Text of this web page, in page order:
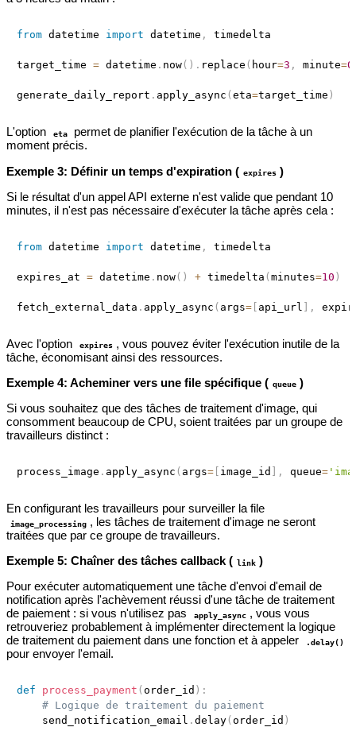
from datetime import datetime , timedelta
target_time = datetime . now( ) . replace ( hour=3 , minute=0
generate_daily_report . apply_async ( eta=target_time )
L'option eta
permet de planifier l'exécution de la tâche à un
moment précis.
Exemple 3: Définir un temps d'expiration ( expires )
Si le résultat d'un appel API externe n'est valide que pendant 10
minutes, il n'est pas nécessaire d'exécuter la tâche après cela :
from datetime import datetime , timedelta
expires_at = datetime . now( ) + timedelta ( minutes=10 )
fetch_external_data . apply_async ( args=[ api_url ,
Avec l'option expires , vous pouvez éviter l'exécution inutile de la
tâche, économisant ainsi des ressources.
Exemple 4: Acheminer vers une file spécifique ( queue )
Si vous souhaitez que des tâches de traitement d'image, qui
consomment beaucoup de CPU, soient traitées par un groupe de
travailleurs distinct :
process_image . apply_async ( args=[ image_id , queue=
En configurant les travailleurs pour surveiller la file
image_processing , les tâches de traitement d'image ne seront
traitées que par ce groupe de travailleurs.
Exemple 5: Chaîner des tâches callback ( link )
Pour exécuter automatiquement une tâche d'envoi d'email de
notification après l'achèvement réussi d'une tâche de traitement
de paiement : si vous n'utilisez pas
apply_async , vous vous
retrouveriez probablement à implémenter directement la logique
de traitement du paiement dans une fonction et à appeler
.delay()
pour envoyer l'email.
def process_payment ( order_id ) :
# Logique de traitement du paiement
    send_notification_email
. delay( order_id )